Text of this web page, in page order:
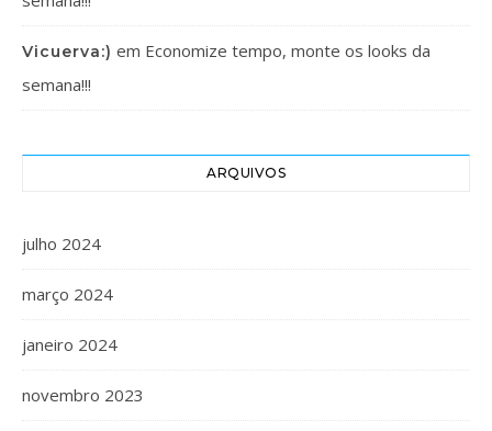
Vicuerva:) em Economize tempo, monte os looks da
semana!!!
ARQUIVOS
julho 2024
março 2024
janeiro 2024
novembro 2023